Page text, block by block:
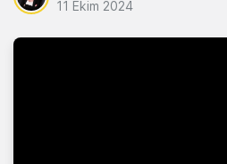
11 Ekim 2024